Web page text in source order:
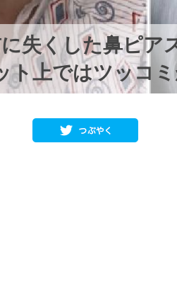
失くした鼻ピア
ト上ではツッコミ